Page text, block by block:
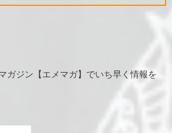
ガジン【エメマガ】でいち早く情報を